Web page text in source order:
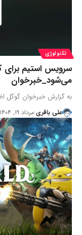
تکنولوژی
می‌شود_خبرخوان
به گزارش خبرخوان گوگل
علی باقری مرداد ۱۹, ۱۴۰۴